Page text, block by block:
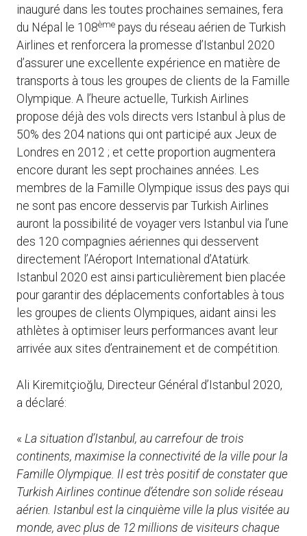
inauguré dans les toutes prochaines semaines, fera
du Népal le 108ème pays du réseau aérien de Turkish
Airlines et renforcera la promesse d’Istanbul 2020
d’assurer une excellente expérience en matière de
transports à tous les groupes de clients de la Famille
Olympique. A l’heure actuelle, Turkish Airlines
propose déjà des vols directs vers Istanbul à plus de
50% des 204 nations qui ont participé aux Jeux de
Londres en 2012 ; et cette proportion augmentera
encore durant les sept prochaines années. Les
membres de la Famille Olympique issus des pays qui
ne sont pas encore desservis par Turkish Airlines
auront la possibilité de voyager vers Istanbul via l’une
des 120 compagnies aériennes qui desservent
directement l’Aéroport International d’Atatürk.
Istanbul 2020 est ainsi particulièrement bien placée
pour garantir des déplacements confortables à tous
les groupes de clients Olympiques, aidant ainsi les
athlètes à optimiser leurs performances avant leur
arrivée aux sites d’entrainement et de compétition.
Ali Kiremitçioğlu, Directeur Général d’Istanbul 2020,
a déclaré:
« La situation d’Istanbul, au carrefour de trois
continents, maximise la connectivité de la ville pour la
Famille Olympique. Il est très positif de constater que
Turkish Airlines continue d’étendre son solide réseau
aérien. Istanbul est la cinquième ville la plus visitée au
monde, avec plus de 12 millions de visiteurs chaque